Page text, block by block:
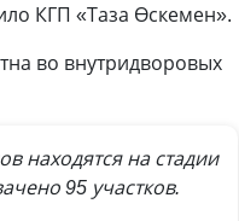
КГП «Таза Өскемен».
во внутридворовых
находятся на стадии
95 участков.